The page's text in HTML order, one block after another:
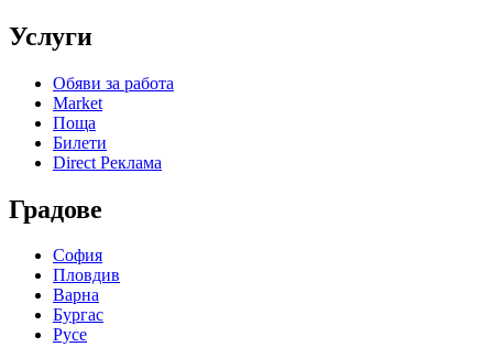
Услуги
Обяви за работа
Market
Поща
Билети
Direct Реклама
Градове
София
Пловдив
Варна
Бургас
Русе